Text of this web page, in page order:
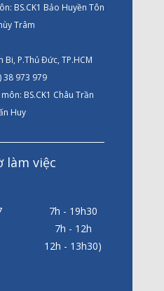
BS.CK1 Bảo Huyền Tôn
Trâm
Bi, P.Thủ Đức, TP.HCM
38 973 979
BS.CK1 Châu Trần
Huy
làm việc
7h - 19h30
7h - 12h
12h - 13h30)